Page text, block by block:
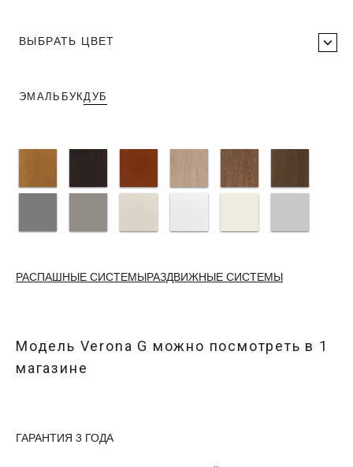
ВЫБРАТЬ ЦВЕТ
ЭМАЛЬ БУК ДУБ
РАСПАШНЫЕ СИСТЕМЫРАЗДВИЖНЫЕ СИСТЕМЫ
Модель Verona G можно посмотреть в 1
магазине
ГАРАНТИЯ 3 ГОДА